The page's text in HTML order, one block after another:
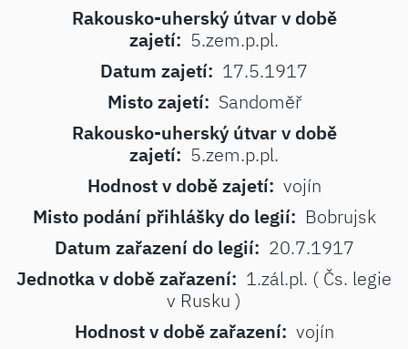
Rakousko-uherský útvar v době
zajetí: 5.zem.p.pl.
Datum zajetí: 17.5.1917
Misto zajetí: Sandoměř
Rakousko-uherský útvar v době
zajetí: 5.zem.p.pl.
Hodnost v době zajetí: vojín
Misto podání přihlášky do legií: Bobrujsk
Datum zařazení do legií: 20.7.1917
Jednotka v době zařazení: 1.zál.pl. ( Čs. legie
v Rusku )
Hodnost v době zařazení: vojín